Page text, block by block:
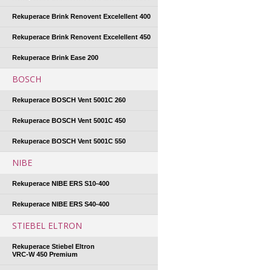
Rekuperace Brink Renovent Excelellent 400
Rekuperace Brink Renovent Excelellent 450
Rekuperace Brink Ease 200
BOSCH
Rekuperace BOSCH Vent 5001C 260
Rekuperace BOSCH Vent 5001C 450
Rekuperace BOSCH Vent 5001C 550
NIBE
Rekuperace NIBE ERS S10-400
Rekuperace NIBE ERS S40-400
STIEBEL ELTRON
Rekuperace Stiebel Eltron
VRC-W 450 Premium